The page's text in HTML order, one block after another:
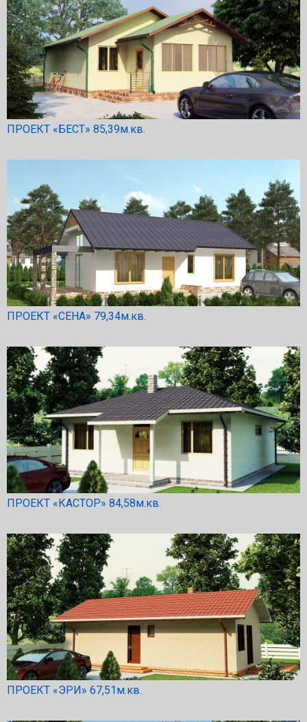
ПРОЕКТ «БЕСТ» 85,39м.кв.
ПРОЕКТ «СЕНА» 79,34м.кв.
ПРОЕКТ «КАСТОР» 84,58м.кв.
ПРОЕКТ «ЭРИ» 67,51м.кв.